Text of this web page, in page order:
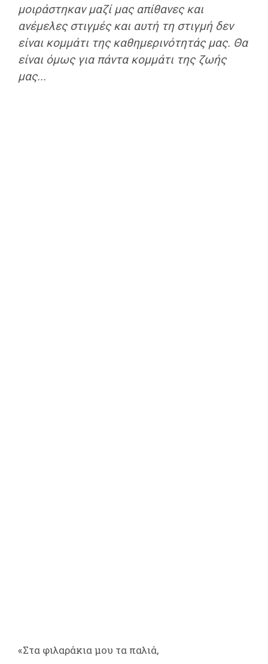
μοιράστηκαν μαζί μας απίθανες και
ανέμελες στιγμές και αυτή τη στιγμή δεν
είναι κομμάτι της καθημερινότητάς μας. Θα
είναι όμως για πάντα κομμάτι της ζωής
μας...
«Στα φιλαράκια μου τα παλιά,